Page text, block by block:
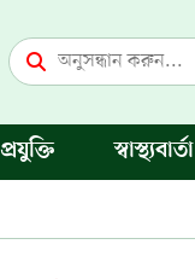
প্রযুক্তি স্বাস্থ্যবার্তা